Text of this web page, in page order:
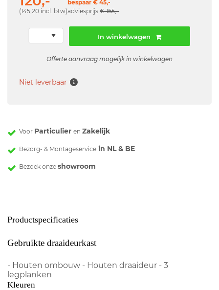
(145,20 incl. btw)
bespaar € 45,-
adviesprijs € 165,-
In winkelwagen
Offerte aanvraag mogelijk in winkelwagen
Niet leverbaar
Voor Particulier en Zakelijk
Bezorg- & Montageservice in NL & BE
Bezoek onze showroom
Productspecificaties
Gebruikte draaideurkast
- Houten ombouw - Houten draaideur - 3
legplanken
Kleuren